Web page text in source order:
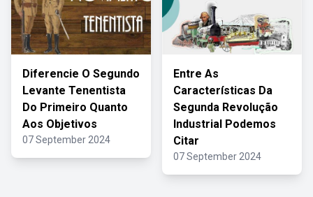
Diferencie O Segundo
Levante Tenentista
Do Primeiro Quanto
Aos Objetivos
07 September 2024
Entre As
Características Da
Segunda Revolução
Industrial Podemos
Citar
07 September 2024